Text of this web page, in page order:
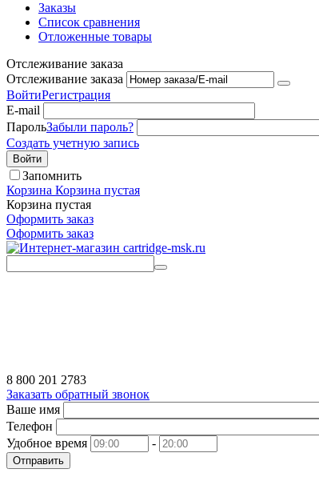
Заказы
Список сравнения
Отложенные товары
Отслеживание заказа
Отслеживание заказа
ВойтиРегистрация
E-mail
ПарольЗабыли пароль?
Создать учетную запись
Войти
Запомнить
Корзина Корзина пустая
Корзина пустая
Оформить заказ
Оформить заказ
8 800 201 2783
Заказать обратный звонок
Ваше имя
Телефон
Удобное время
-
Отправить